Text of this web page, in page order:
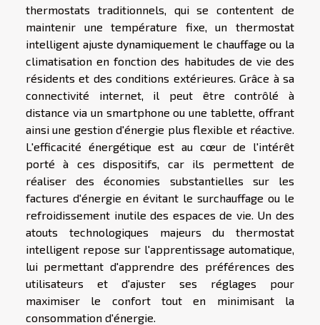
thermostats traditionnels, qui se contentent de
maintenir une température fixe, un thermostat
intelligent ajuste dynamiquement le chauffage ou la
climatisation en fonction des habitudes de vie des
résidents et des conditions extérieures. Grâce à sa
connectivité internet, il peut être contrôlé à
distance via un smartphone ou une tablette, offrant
ainsi une gestion d'énergie plus flexible et réactive.
L'efficacité énergétique est au cœur de l'intérêt
porté à ces dispositifs, car ils permettent de
réaliser des économies substantielles sur les
factures d'énergie en évitant le surchauffage ou le
refroidissement inutile des espaces de vie. Un des
atouts technologiques majeurs du thermostat
intelligent repose sur l'apprentissage automatique,
lui permettant d'apprendre des préférences des
utilisateurs et d'ajuster ses réglages pour
maximiser le confort tout en minimisant la
consommation d'énergie.